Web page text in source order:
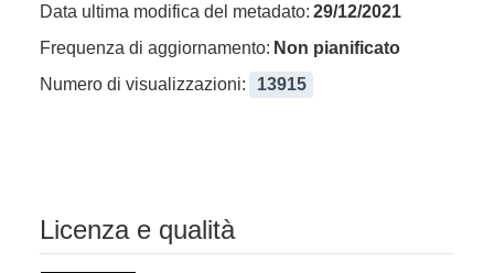
Data ultima modifica del metadato: 29/12/2021
Frequenza di aggiornamento: Non pianificato
Numero di visualizzazioni:
13915
Licenza e qualità